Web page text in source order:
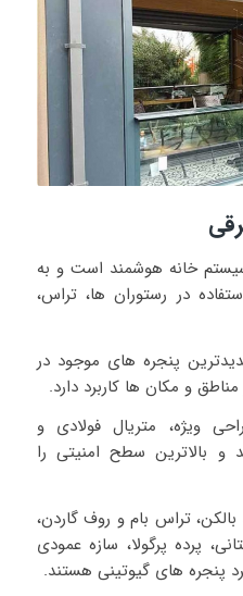
سیستم خانه هوشمند است و به
در رستوران ها، تراس،
پنجره های موجود در
و مکان ها کاربرد دارد.
ویژه، متریال فولادی و
هستند و بالاترین سطح امنیتی را
بالکن، تراس بام و روف گاردن،
پرده پرگولا، سازه عمودی
پنجره های گیوتینی هستند.